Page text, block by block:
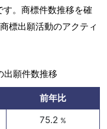
。商標件数推移を確
標出願活動のアクティ
願件数推移
前年比
75.2 %